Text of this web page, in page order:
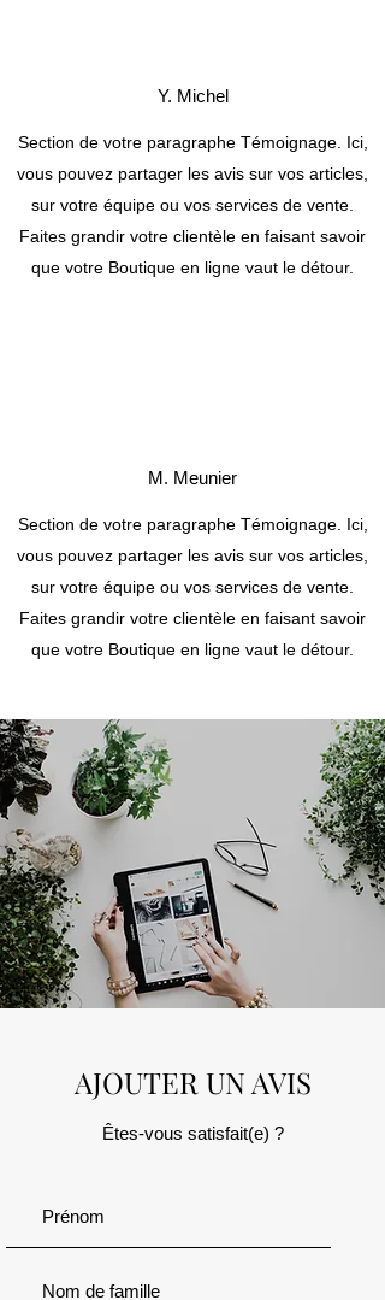
Y. Michel
Section de votre paragraphe Témoignage. Ici,
vous pouvez partager les avis sur vos articles,
sur votre équipe ou vos services de vente.
Faites grandir votre clientèle en faisant savoir
que votre Boutique en ligne vaut le détour.
M. Meunier
Section de votre paragraphe Témoignage. Ici,
vous pouvez partager les avis sur vos articles,
sur votre équipe ou vos services de vente.
Faites grandir votre clientèle en faisant savoir
que votre Boutique en ligne vaut le détour.
AJOUTER UN AVIS
Êtes-vous satisfait(e) ?